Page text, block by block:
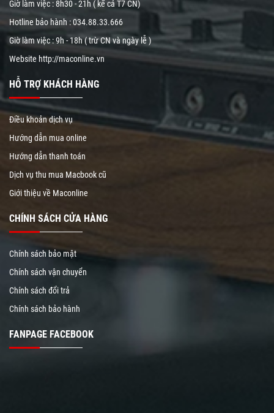
Giờ làm việc : 8h30 - 21h ( kể cả T7 CN)
Hotline bảo hành :034.88.33.666
Giờ làm việc : 9h - 18h ( trừ CN và ngày lễ )
Website http://maconline.vn
HỖ TRỢ KHÁCH HÀNG
Điều khoản dịch vụ
Hướng dẫn mua online
Hướng dẫn thanh toán
Dịch vụ thu mua Macbook cũ
Giới thiệu về Maconline
CHÍNH SÁCH CỬA HÀNG
Chính sách bảo mật
Chính sách vận chuyển
Chính sách đổi trả
Chính sách bảo hành
FANPAGE FACEBOOK